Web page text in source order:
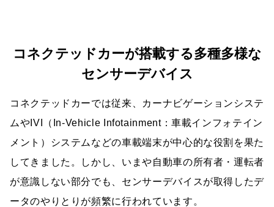
コネクテッドカーが搭載する多種多様な
センサーデバイス
コネクテッドカーでは従来、カーナビゲーションシステ
ムやIVI（In-Vehicle Infotainment：車載インフォテイン
メント）システムなどの車載端末が中心的な役割を果た
してきました。しかし、いまや自動車の所有者・運転者
が意識しない部分でも、センサーデバイスが取得したデ
ータのやりとりが頻繁に行われています。